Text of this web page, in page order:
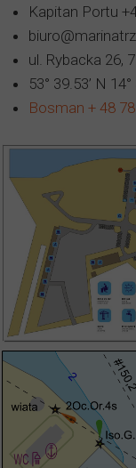
Kapitan Portu
ul. Rybacka 26,
53° 39.53’ N 14°
Bosman + 48